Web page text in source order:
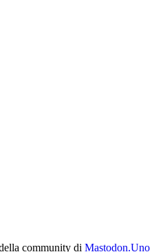
community di Mastodon.Uno